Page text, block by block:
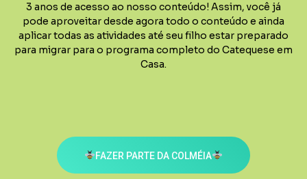
3 anos de acesso ao nosso conteúdo! Assim, você já
pode aproveitar desde agora todo o conteúdo e ainda
aplicar todas as atividades até seu filho estar preparado
para migrar para o programa completo do Catequese em
Casa.
FAZER PARTE DA COLMÉIA